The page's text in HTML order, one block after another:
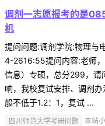
调剂一志愿报考的是
机
提问问题:调剂学院:物理
4-2616:55提问内容:老师
信息）专硕，总分299，请
响，我校复试安排、调剂
般不低于1.2：1，复试 ...
四川师范大学考研问题 本站